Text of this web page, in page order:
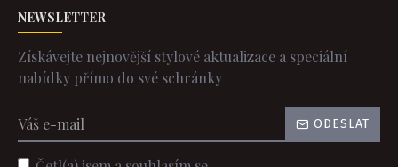
NEWSLETTER
Získávejte nejnovější stylové aktualizace a speciální
nabídky přímo do své schránky
ODESLAT